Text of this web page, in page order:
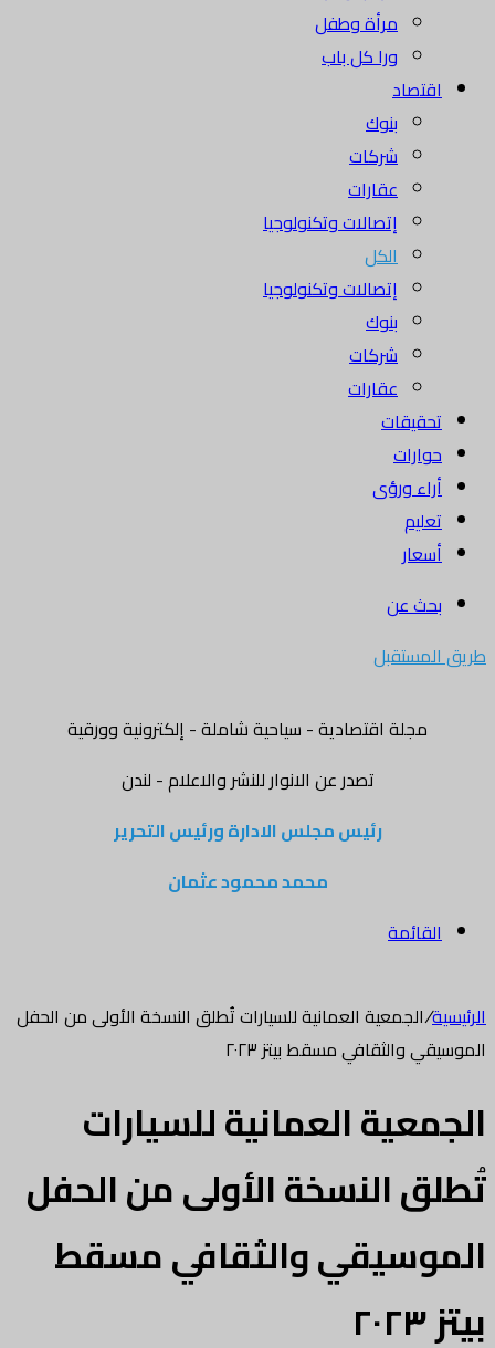
مرأة وطفل
ورا كل باب
اقتصاد
بنوك
شركات
عقارات
إتصالات وتكنولوجيا
الكل
إتصالات وتكنولوجيا
بنوك
شركات
عقارات
تحقيقات
حوارات
أراء ورؤى
تعليم
أسعار
بحث عن
طريق المستقبل
مجلة اقتصادية - سياحية شاملة - إلكترونية وورقية
تصدر عن الانوار للنشر والاعلام - لندن
رئيس مجلس الادارة ورئيس التحرير
محمد محمود عثمان
القائمة
الرئيسية/الجمعية العمانية للسيارات تُطلق النسخة الأولى من الحفل
الموسيقي والثقافي مسقط بيتز ٢٠٢٣
الجمعية العمانية للسيارات
تُطلق النسخة الأولى من الحفل
الموسيقي والثقافي مسقط
بيتز ٢٠٢٣